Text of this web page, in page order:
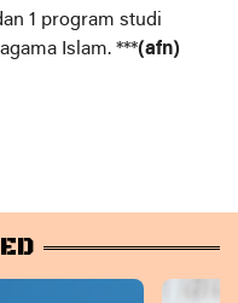
1 program studi
Islam. ***(afn)